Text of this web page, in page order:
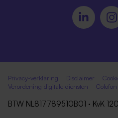
Privacy-verklaring Disclaimer
Verordening digitale diensten
Colofon
BTW NL817789510B01 · KvK